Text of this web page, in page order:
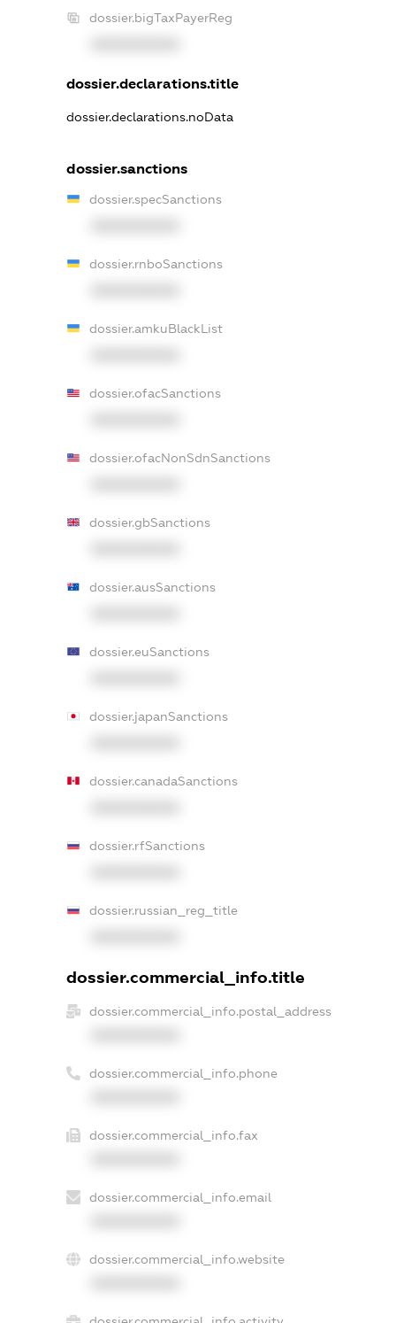
dossier.bigTaxPayerReg
dossier.declarations.title
dossier.declarations.noData
dossier.sanctions
dossier.specSanctions
dossier.rnboSanctions
dossier.amkuBlackList
dossier.ofacSanctions
dossier.ofacNonSdnSanctions
dossier.gbSanctions
dossier.ausSanctions
dossier.euSanctions
dossier.japanSanctions
dossier.canadaSanctions
dossier.rfSanctions
dossier.russian_reg_title
dossier.commercial_info.title
dossier.commercial_info.postal_address
dossier.commercial_info.phone
dossier.commercial_info.fax
dossier.commercial_info.email
dossier.commercial_info.website